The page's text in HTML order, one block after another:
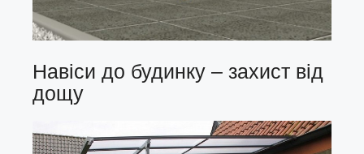
Навіси до будинку – захист від
дощу